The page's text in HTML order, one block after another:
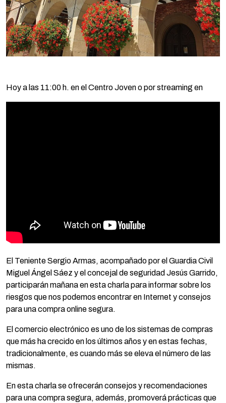
Hoy a las 11:00 h. en el Centro Joven o por streaming en
El Teniente Sergio Armas, acompañado por el Guardia Civil
Miguel Ángel Sáez y el concejal de seguridad Jesús Garrido,
participarán mañana en esta charla para informar sobre los
riesgos que nos podemos encontrar en Internet y consejos
para una compra online segura.
El comercio electrónico es uno de los sistemas de compras
que más ha crecido en los últimos años y en estas fechas,
tradicionalmente, es cuando más se eleva el número de las
mismas.
En esta charla se ofrecerán consejos y recomendaciones
para una compra segura, además, promoverá prácticas que